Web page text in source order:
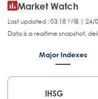
Market Watch
Last updated : 03.18 WIB | 24/
Data is a realtime snapshot,
Major Indexes
IHSG